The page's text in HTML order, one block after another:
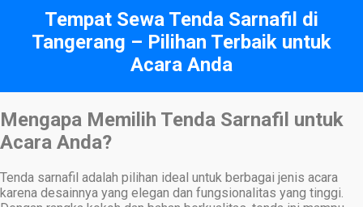
Tempat Sewa Tenda Sarnafil di
Tangerang – Pilihan Terbaik untuk
Acara Anda
Mengapa Memilih Tenda Sarnafil untuk
Acara Anda?
Tenda sarnafil adalah pilihan ideal untuk berbagai jenis acara
karena desainnya yang elegan dan fungsionalitas yang tinggi.